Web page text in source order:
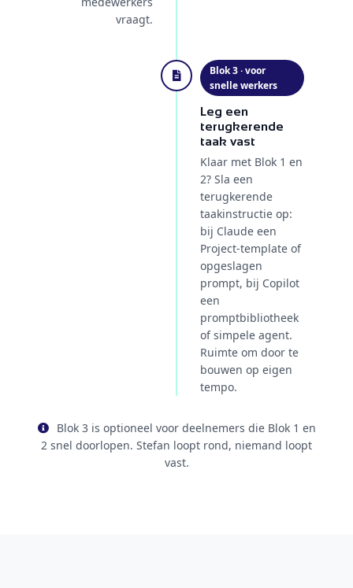
vraagt.
Blok 3 · voor
snelle werkers
Leg een
terugkerende
taak vast
Klaar met Blok 1 en
2? Sla een
terugkerende
taakinstructie op:
bij Claude een
Project-template of
opgeslagen
prompt, bij Copilot
een
promptbibliotheek
of simpele agent.
Ruimte om door te
bouwen op eigen
tempo.
Blok 3 is optioneel voor deelnemers die Blok 1 en
2 snel doorlopen. Stefan loopt rond, niemand loopt
vast.